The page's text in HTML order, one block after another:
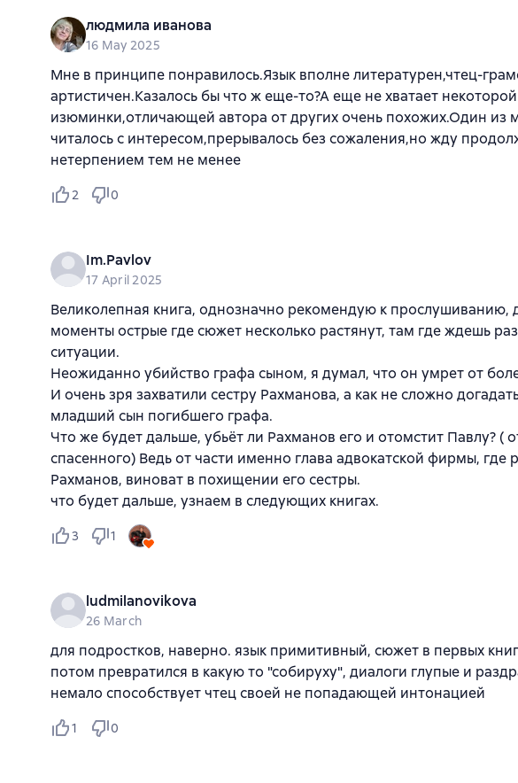
людмила иванова
16 May 2025
Мне в принципе понравилось.Язык вполне литературен,чтец-
артистичен.Казалось бы что ж еще-то?А еще не хватает некоторой
изюминки,отличающей автора от других очень похожих.Один из
читалось с интересом,прерывалось без сожаления,но жду
нетерпением тем не менее
2 0
Im.Pavlov
17 April 2025
Великолепная книга, однозначно рекомендую к прослушиванию,
моменты острые где сюжет несколько растянут, там где ждешь
ситуации.
Неожиданно убийство графа сыном, я думал, что он умрет от
И очень зря захватили сестру Рахманова, а как не сложно
младший сын погибшего графа.
Что же будет дальше, убьёт ли Рахманов его и отомстит Павлу? (
спасенного) Ведь от части именно глава адвокатской фирмы, где
Рахманов, виноват в похищении его сестры.
что будет дальше, узнаем в следующих книгах.
3 1
ludmilanovikova
26 March
для подростков, наверно. язык примитивный, сюжет в первых
потом превратился в какую то "собируху", диалоги глупые и
немало способствует чтец своей не попадающей интонацией
1 0